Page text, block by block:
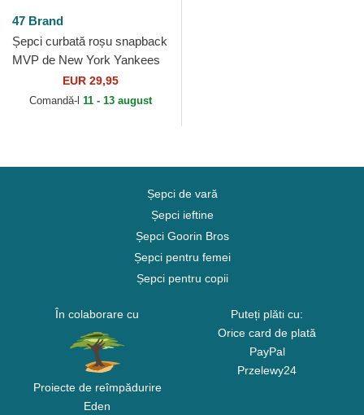
47 Brand
Șepci curbată roșu snapback
MVP de New York Yankees
MLB de 47 Brand
EUR 29,95
Comandă-l 11 - 13 august
Șepci de vară
Șepci ieftine
Șepci Goorin Bros
Șepci pentru femei
Șepci pentru copii
În colaborare cu
Proiecte de reîmpădurire
Eden
Puteți plăti cu:
Orice card de plată
PayPal
Przelewy24